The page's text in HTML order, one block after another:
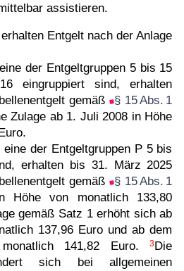
assistieren.
Entgelt nach der Anlage
der Entgeltgruppen 5 bis 15
eingruppiert sind, erhalten
gemäß § 15 Abs. 1
Zulage ab 1. Juli 2008 in Höhe
der Entgeltgruppen P 5 bis
erhalten bis 31. März 2025
gemäß § 15 Abs. 1
Höhe von monatlich 133,80
gemäß Satz 1 erhöht sich ab
137,96 Euro und ab dem
141,82 Euro.3 Die
sich bei allgemeinen